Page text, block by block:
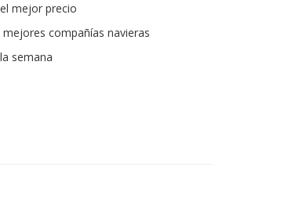
mejor precio
compañías navieras
semana